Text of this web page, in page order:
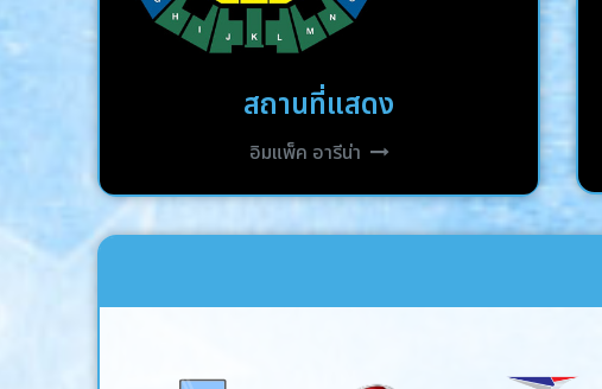
สถานที่แสดง
อิมแพ็ค อารีน่า